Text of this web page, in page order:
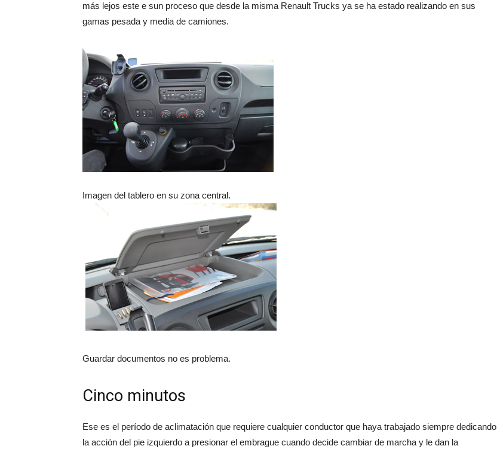
más lejos este e sun proceso que desde la misma Renault Trucks ya se ha estado realizando en sus
gamas pesada y media de camiones.
Imagen del tablero en su zona central.
Guardar documentos no es problema.
Cinco minutos
Ese es el período de aclimatación que requiere cualquier conductor que haya trabajado siempre dedicando
la acción del pie izquierdo a presionar el embrague cuando decide cambiar de marcha y le dan la